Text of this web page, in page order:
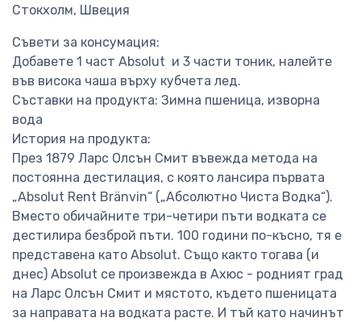
Стокхолм, Швеция
Съвети за консумация:
Добавете 1 част Absolut и 3 части тоник, налейте
във висока чаша върху кубчета лед.
Съставки на продукта: Зимна пшеница, изворна
вода
История на продукта:
През 1879 Ларс Олсън Смит въвежда метода на
постоянна дестилация, с която лансира първата
„Absolut Rent Bränvin“ („Абсолютно Чиста Водка“).
Вместо обичайните три-четири пъти водката се
дестилира безброй пъти. 100 години по-късно, тя е
представена като Absolut. Също както тогава (и
днес) Absolut се произвежда в Ахюс - родният град
на Ларс Олсън Смит и мястото, където пшеницата
за направата на водката расте. И тъй като начинът